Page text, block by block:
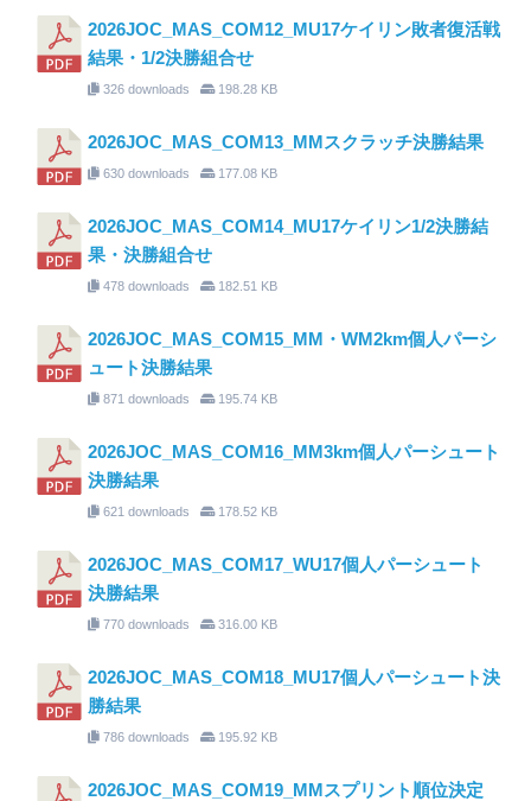
2026JOC_MAS_COM12_MU17ケイリン敗者復活戦
結果・1/2決勝組合せ
326 downloads 198.28 KB
2026JOC_MAS_COM13_MMスクラッチ決勝結果
630 downloads 177.08 KB
2026JOC_MAS_COM14_MU17ケイリン1/2決勝結
果・決勝組合せ
478 downloads 182.51 KB
2026JOC_MAS_COM15_MM・WM2km個人パーシ
ュート決勝結果
871 downloads 195.74 KB
2026JOC_MAS_COM16_MM3km個人パーシュート
決勝結果
621 downloads 178.52 KB
2026JOC_MAS_COM17_WU17個人パーシュート
決勝結果
770 downloads 316.00 KB
2026JOC_MAS_COM18_MU17個人パーシュート決
勝結果
786 downloads 195.92 KB
2026JOC_MAS_COM19_MMスプリント順位決定